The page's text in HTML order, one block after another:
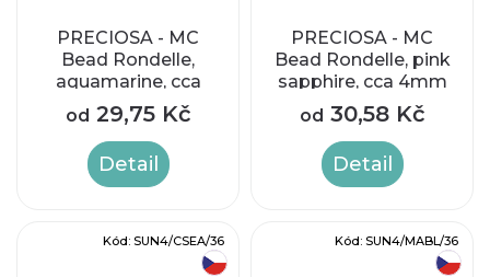
PRECIOSA - MC
Bead Rondelle,
aquamarine, cca
4mm
od 29,75 Kč
Detail
PRECIOSA - MC
Bead Rondelle, pink
sapphire, cca 4mm
od 30,58 Kč
Detail
Kód: SUN4/CSEA/36 Kód: SUN4/MABL/36